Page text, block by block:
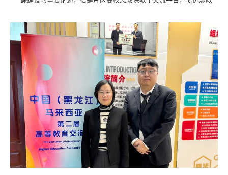
午，黑龙江省高校思政课第八片区首场教学展示活动在齐齐哈尔工
程学院人民会堂举行。黑龙江省高校思政课教指委主任陈文斌，黑
龙江省高校思政课教指委副主任王越芬出席会议，齐齐哈尔工程学
院党委书记郭伟东代表学校致辞。来自片区各高校的思政...